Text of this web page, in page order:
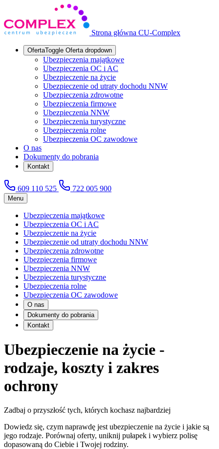
Strona główna CU-Complex
OfertaToggle Oferta dropdown
Ubezpieczenia majątkowe
Ubezpieczenia OC i AC
Ubezpieczenie na życie
Ubezpieczenie od utraty dochodu NNW
Ubezpieczenia zdrowotne
Ubezpieczenia firmowe
Ubezpieczenia NNW
Ubezpieczenia turystyczne
Ubezpieczenia rolne
Ubezpieczenia OC zawodowe
O nas
Dokumenty do pobrania
Kontakt
609 110 525 722 005 900
Menu
Ubezpieczenia majątkowe
Ubezpieczenia OC i AC
Ubezpieczenie na życie
Ubezpieczenie od utraty dochodu NNW
Ubezpieczenia zdrowotne
Ubezpieczenia firmowe
Ubezpieczenia NNW
Ubezpieczenia turystyczne
Ubezpieczenia rolne
Ubezpieczenia OC zawodowe
O nas
Dokumenty do pobrania
Kontakt
Ubezpieczenie na życie -
rodzaje, koszty i zakres
ochrony
Zadbaj o przyszłość tych, których kochasz najbardziej
Dowiedz się, czym naprawdę jest ubezpieczenie na życie i jakie są
jego rodzaje. Porównaj oferty, uniknij pułapek i wybierz polisę
dopasowaną do Ciebie i Twojej rodziny.